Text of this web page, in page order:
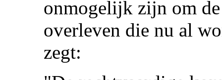
onmogelijk zijn om
overleven die nu al
zegt: